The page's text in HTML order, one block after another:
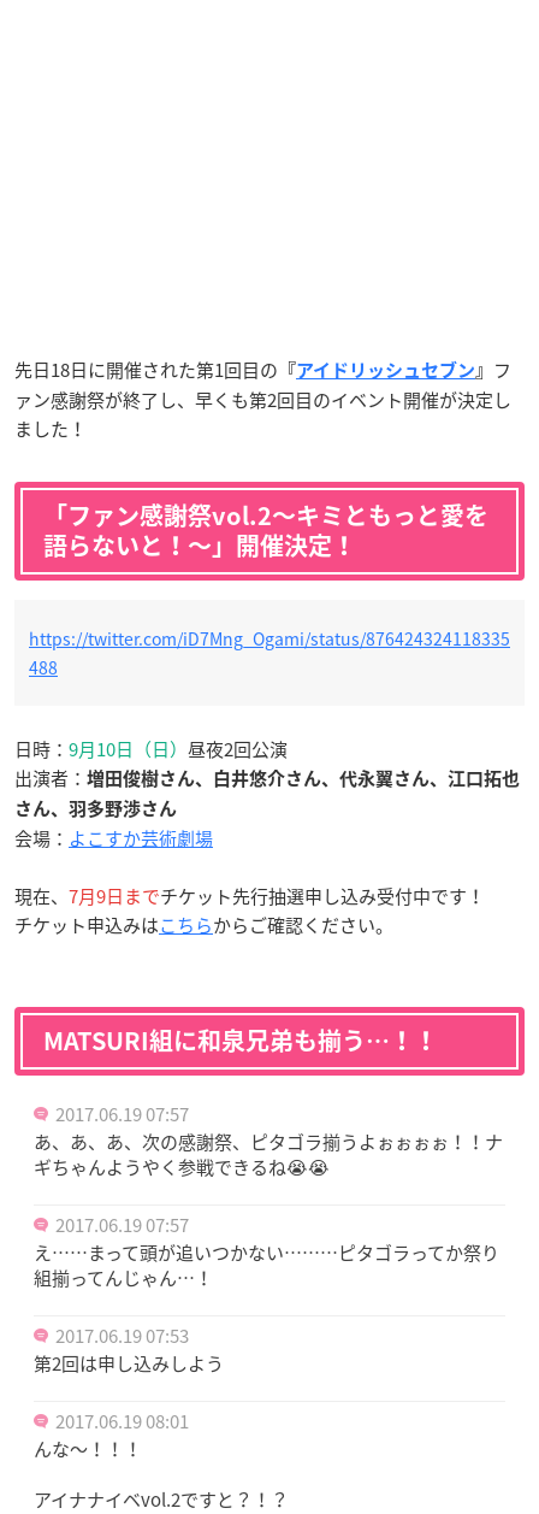
先日18日に開催された第1回目の 『アイドリッシュセブン 』
フ
ァン感謝祭が終了し、早くも第2回目のイベント開催が決定し
ました！
「ファン感謝祭vol.2〜キミともっと愛を
語らないと！〜」開催決定！
https://twitter.com/iD7Mng_Ogami/status/876424324118335
488
日時： 9月10日（日） 昼夜2回公演
出演者： 増田俊樹さん、白井悠介さん、代永翼さん、江口拓也
さん、羽多野渉さん
会場： よこすか芸術劇場
現在、 7月9日までチケット先行抽選申し込み受付中です！
チケット申込みはこちらからご確認ください。
MATSURI組に和泉兄弟も揃う…！！
2017.06.19 07:57
あ、あ、あ、次の感謝祭、ピタゴラ揃うよぉぉぉぉ！！ナ
ギちゃんようやく参戦できるね😭😭
2017.06.19 07:57
え……まって頭が追いつかない………ピタゴラってか祭り
組揃ってんじゃん…！
2017.06.19 07:53
第2回は申し込みしよう
2017.06.19 08:01
んな〜！！！
アイナナイベvol.2ですと？！？